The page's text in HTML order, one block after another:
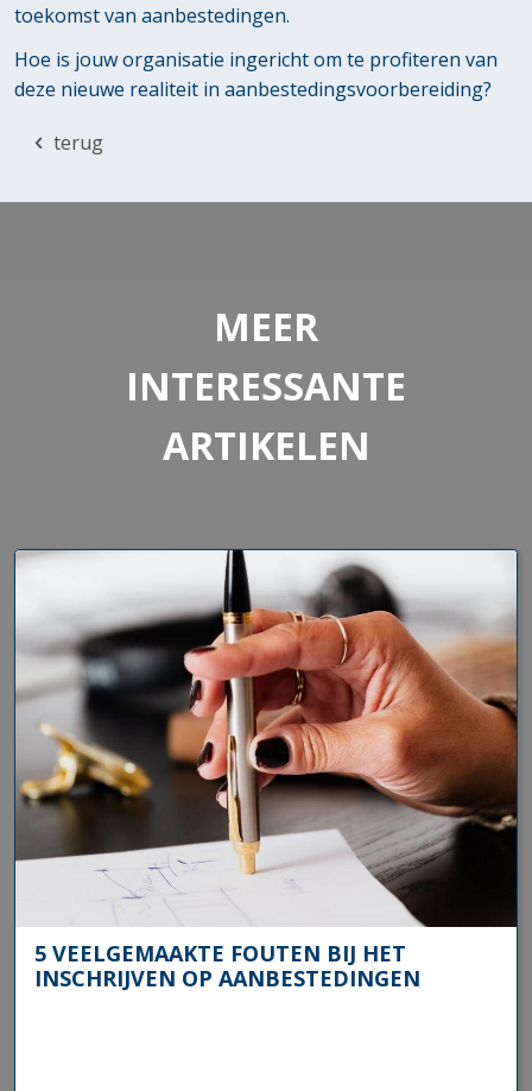
toekomst van aanbestedingen.
Hoe is jouw organisatie ingericht om te profiteren van
deze nieuwe realiteit in aanbestedingsvoorbereiding?
terug
MEER
INTERESSANTE
ARTIKELEN
5 VEELGEMAAKTE FOUTEN BIJ HET
INSCHRIJVEN OP AANBESTEDINGEN